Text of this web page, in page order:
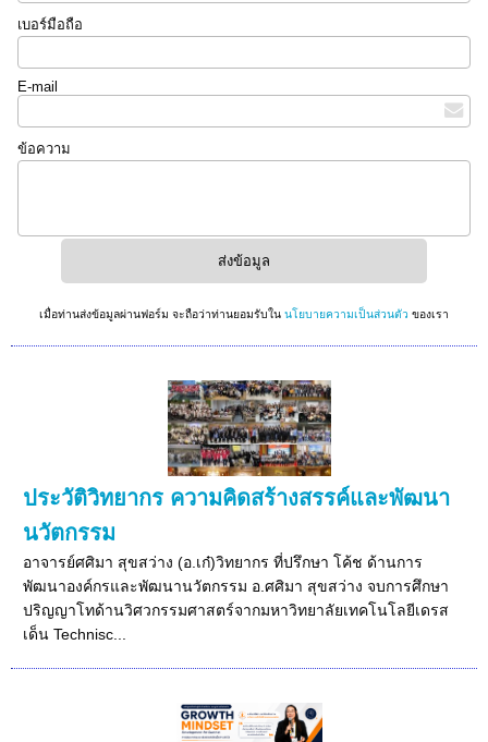
เบอร์มือถือ
E-mail
ข้อความ
เมื่อท่านส่งข้อมูลผ่านฟอร์ม จะถือว่าท่านยอมรับใน นโยบายความเป็นส่วนตัว ของเรา
ประวัติวิทยากร ความคิดสร้างสรรค์และพัฒนา
นวัตกรรม
อาจารย์ศศิมา สุขสว่าง (อ.เก๋)วิทยากร ที่ปรึกษา โค้ช ด้านการ
พัฒนาองค์กรและพัฒนานวัตกรรม อ.ศศิมา สุขสว่าง จบการศึกษา
ปริญญาโทด้านวิศวกรรมศาสตร์จากมหาวิทยาลัยเทคโนโลยีเดรส
เด็น Technisc...